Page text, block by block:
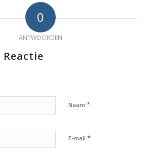
0
ANTWOORDEN
Reactie
Naam *
E-mail *